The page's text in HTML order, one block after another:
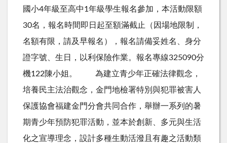
國小4年級至高中1年級學生報名參加，本活動限額
30名，報名時間即日起至額滿截止（因場地限制，
名額有限，請及早報名），報名請備妥姓名、身分
證字號、生日，以利保險作業。報名專線325090分
機122陳小姐。 為建立青少年正確法律觀念，
培養民主法治觀念，金門地檢署特別與犯罪被害人
保護協會福建金門分會共同合作，舉辦一系列的暑
期青少年預防犯罪活動，並本於創新、多元與生活
化之宣導理念，設計多種生動活潑且有趣之活動類